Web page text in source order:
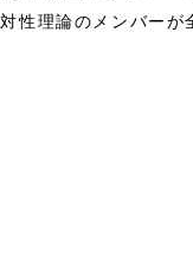
性理論のメンバーが